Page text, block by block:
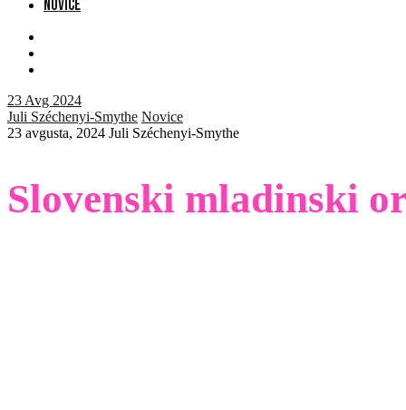
NOVICE
23 Avg 2024
Juli Széchenyi-Smythe Novice
23 avgusta, 2024 Juli Széchenyi-Smythe
Slovenski mladinski